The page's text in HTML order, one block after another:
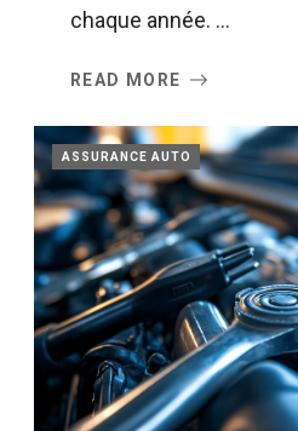
chaque année. ...
READ MORE
ASSURANCE AUTO